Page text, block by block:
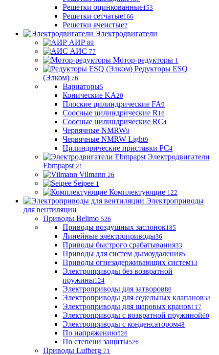
Решетки оцинкованные153
Решетки сетчатые166
Решетки ячеистые2
Электродвигатели
АИР 89
АИС 77
Мотор-редукторы 1
Редукторы ESQ
(Элком) 76
Вариаторы5
Конические KA20
Плоские цилиндрические FA9
Соосные цилиндрические R 16
Соосные цилиндрические RC4
Червячные NMRW9
Червячные NMRW Light9
Цилиндрические приставки PC4
Электродвигатели
Ebmpapst 21
Vilmann 26
Seipee 1
Комплектующие 122
Электроприводы
для вентиляции
Приводы Belimo 526
Приводы воздушных заслонок185
Линейные электроприводы36
Приводы быстрого срабатывания33
Приводы для систем дымоудаления5
Приводы огнезадерживающих систем13
Электроприводы без возвратной
пружины124
Электроприводы для затворов86
Электроприводы для седельных клапанов38
Электроприводы для шаровых кранов117
Электроприводы с возвратной пружиной60
Электроприводы с конденсатором48
По напряжению526
По степени защиты526
Приводы Lufberg 71